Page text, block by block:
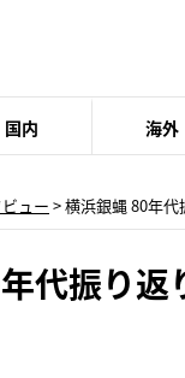
国内 海外
ュー > 横浜銀蝿 80年
代振り返